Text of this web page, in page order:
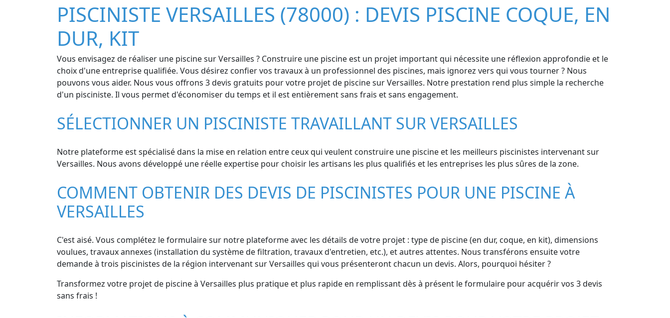
PISCINISTE VERSAILLES (78000) : DEVIS PISCINE COQUE, EN
DUR, KIT
Vous envisagez de réaliser une piscine sur Versailles ? Construire une piscine est un projet important qui nécessite une réflexion approfondie et le
choix d'une entreprise qualifiée. Vous désirez confier vos travaux à un professionnel des piscines, mais ignorez vers qui vous tourner ? Nous
pouvons vous aider. Nous vous offrons 3 devis gratuits pour votre projet de piscine sur Versailles. Notre prestation rend plus simple la recherche
d'un pisciniste. Il vous permet d'économiser du temps et il est entièrement sans frais et sans engagement.
SÉLECTIONNER UN PISCINISTE TRAVAILLANT SUR VERSAILLES
Notre plateforme est spécialisé dans la mise en relation entre ceux qui veulent construire une piscine et les meilleurs piscinistes intervenant sur
Versailles. Nous avons développé une réelle expertise pour choisir les artisans les plus qualifiés et les entreprises les plus sûres de la zone.
COMMENT OBTENIR DES DEVIS DE PISCINISTES POUR UNE PISCINE À
VERSAILLES
C'est aisé. Vous complétez le formulaire sur notre plateforme avec les détails de votre projet : type de piscine (en dur, coque, en kit), dimensions
voulues, travaux annexes (installation du système de filtration, travaux d'entretien, etc.), et autres attentes. Nous transférons ensuite votre
demande à trois piscinistes de la région intervenant sur Versailles qui vous présenteront chacun un devis. Alors, pourquoi hésiter ?
Transformez votre projet de piscine à Versailles plus pratique et plus rapide en remplissant dès à présent le formulaire pour acquérir vos 3 devis
sans frais !